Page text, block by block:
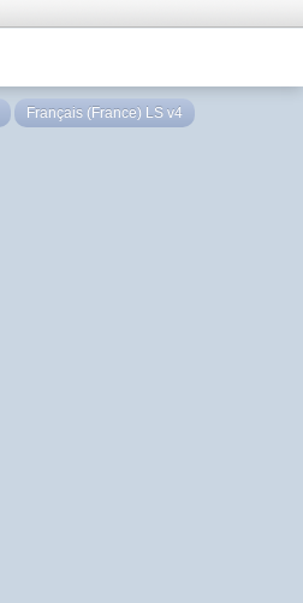
Français (France) LS v4